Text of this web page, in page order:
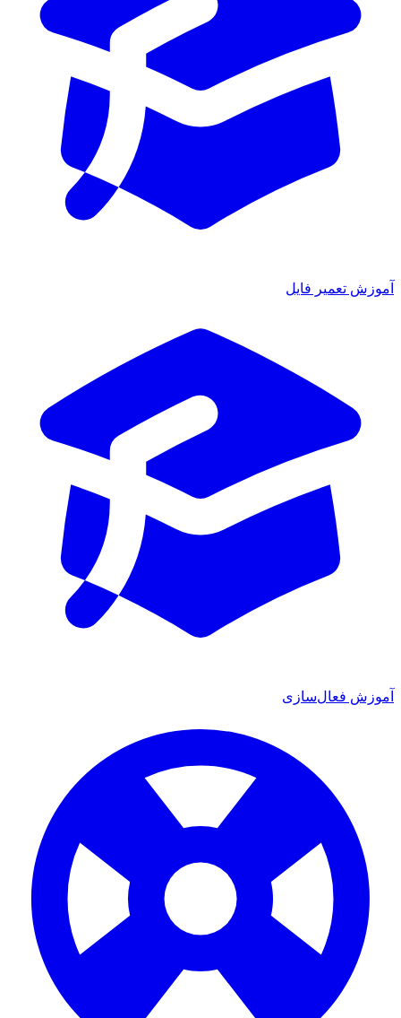
آموزش تعمیر فایل
آموزش فعال‌سازی